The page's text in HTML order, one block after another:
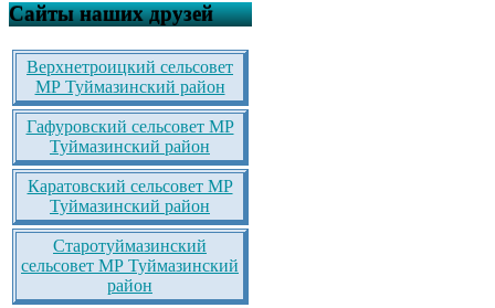
Сайты наших друзей
Верхнетроицкий сельсовет
МР Туймазинский район
Гафуровский сельсовет МР
Туймазинский район
Каратовский сельсовет МР
Туймазинский район
Старотуймазинский
сельсовет МР Туймазинский
район